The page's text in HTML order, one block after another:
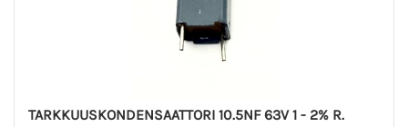
TARKKUUSKONDENSAATTORI 10.5NF 63V 1 - 2% R.